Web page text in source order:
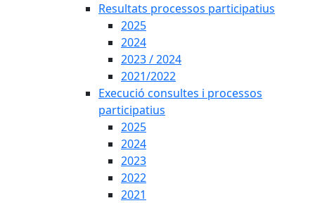
Resultats processos participatius
2025
2024
2023 / 2024
2021/2022
Execució consultes i processos
participatius
2025
2024
2023
2022
2021